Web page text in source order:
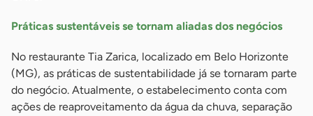
Práticas sustentáveis se tornam aliadas dos negócios
No restaurante Tia Zarica, localizado em Belo Horizonte
(MG), as práticas de sustentabilidade já se tornaram parte
do negócio. Atualmente, o estabelecimento conta com
ações de reaproveitamento da água da chuva, separação